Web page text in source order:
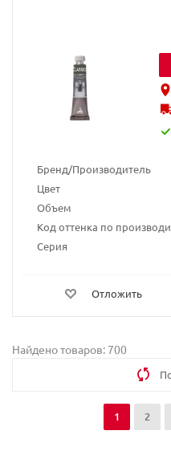
Бренд/Производитель
Цвет
Объем
Код оттенка по
Серия
Отложить
Найдено товаров: 700
1 2